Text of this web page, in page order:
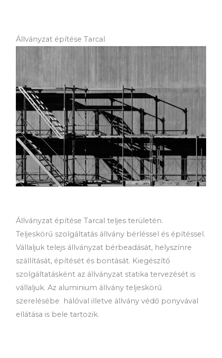
Állványzat építése Tarcal
Állványzat építése Tarcal teljes területén.
Teljeskörű szolgáltatás állvány bérléssel és építéssel.
Vállaljuk telejs állványzat bérbeadását, helyszínre
szállítását, építését és bontását. Kiegészítő
szolgáltatásként az állványzat statika tervezését is
vállaljuk. Az aluminium állvány teljeskörű
szerelésébe hálóval illetve állvány védő ponyvával
ellátása is bele tartozik.